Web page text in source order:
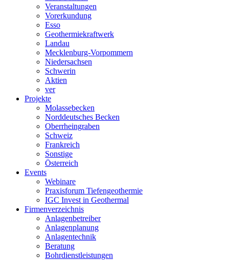
Veranstaltungen
Vorerkundung
Esso
Geothermiekraftwerk
Landau
Mecklenburg-Vorpommern
Niedersachsen
Schwerin
Aktien
ver
Projekte
Molassebecken
Norddeutsches Becken
Oberrheingraben
Schweiz
Frankreich
Sonstige
Österreich
Events
Webinare
Praxisforum Tiefengeothermie
IGC Invest in Geothermal
Firmenverzeichnis
Anlagenbetreiber
Anlagenplanung
Anlagentechnik
Beratung
Bohrdienstleistungen